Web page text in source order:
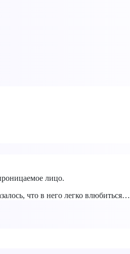
лицо.
что в него легко влюбиться…